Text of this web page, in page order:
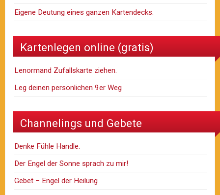
Eigene Deutung eines ganzen Kartendecks.
Kartenlegen online (gratis)
Lenormand Zufallskarte ziehen.
Leg deinen persönlichen 9er Weg
Channelings und Gebete
Denke Fühle Handle.
Der Engel der Sonne sprach zu mir!
Gebet – Engel der Heilung